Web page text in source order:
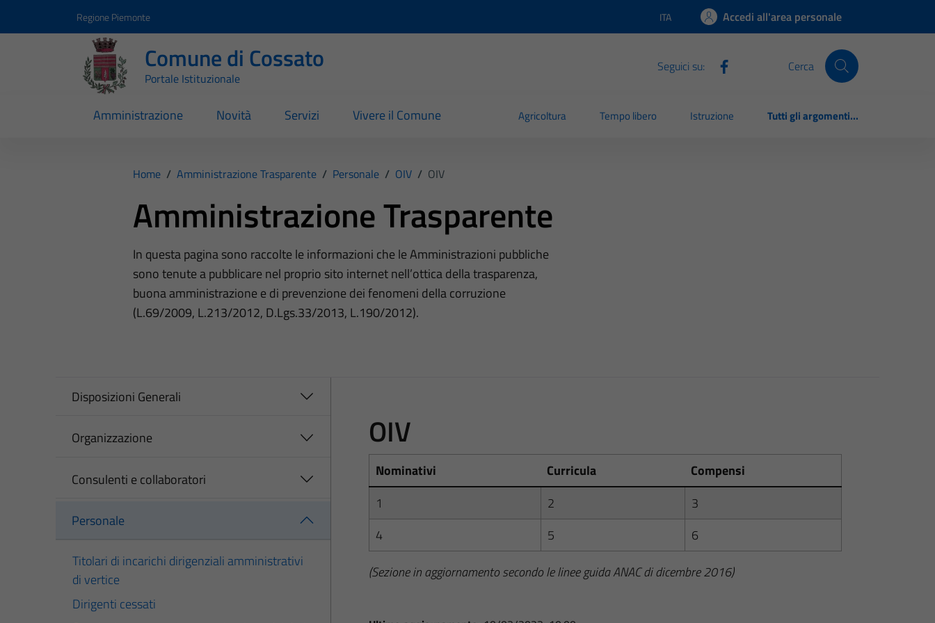
Regione Piemonte Lingua attiva:
ITA Accedi all'area personale
Comune di Cossato
Portale Istituzionale
Seguici su: Cerca
Amministrazione Novità Servizi Vivere il Comune Agricoltura Tempo libero Istruzione Tutti gli argomenti...
Home / Amministrazione Trasparente / Personale / OIV / OIV
Amministrazione Trasparente
In questa pagina sono raccolte le informazioni che le Amministrazioni pubbliche
sono tenute a pubblicare nel proprio sito internet nell’ottica della trasparenza,
buona amministrazione e di prevenzione dei fenomeni della corruzione
(L.69/2009, L.213/2012, D.Lgs.33/2013, L.190/2012).
Disposizioni Generali
Organizzazione
Consulenti e collaboratori
Personale
Titolari di incarichi dirigenziali amministrativi
di vertice
Dirigenti cessati
OIV
Nominativi Curricula
Compensi
1
2
3
4
5
6
(Sezione in aggiornamento secondo le linee guida ANAC di dicembre 2016)